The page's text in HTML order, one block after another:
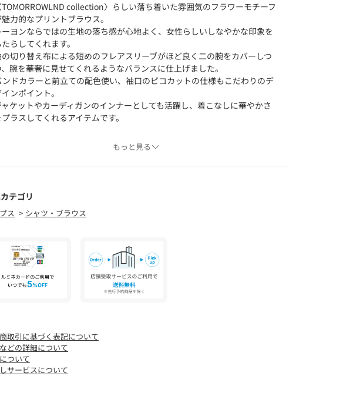
TOMORROWLND collection〉らしい落ち着いた雰囲気のフラワーモチーフ
力的なプリントブラウス。
ーヨンならではの生地の落ち感が心地よく、女性らしいしなやかな印象を
らしてくれます。
切り替え布による短めのフレアスリーブがほど良く二の腕をカバーしつ
、腕を華奢に見せてくれるようなバランスに仕上げました。
ンドカラーと前立ての配色使い、袖口のピコカットの仕様もこだわりのデ
ンポイント。
ャケットやカーディガンのインナーとしても活躍し、着こなしに華やかさ
ラスしてくれるアイテムです。
性：なし
い：不可
：なし
店舗にお問い合わせの際は、下記の商品番号をお申し付けください。
商品番号:13-01-52-01102
もっと見る
テゴリ
ス シャツ・ブラウス
取引に基づく表記について
どの詳細について
ついて
サービスについて